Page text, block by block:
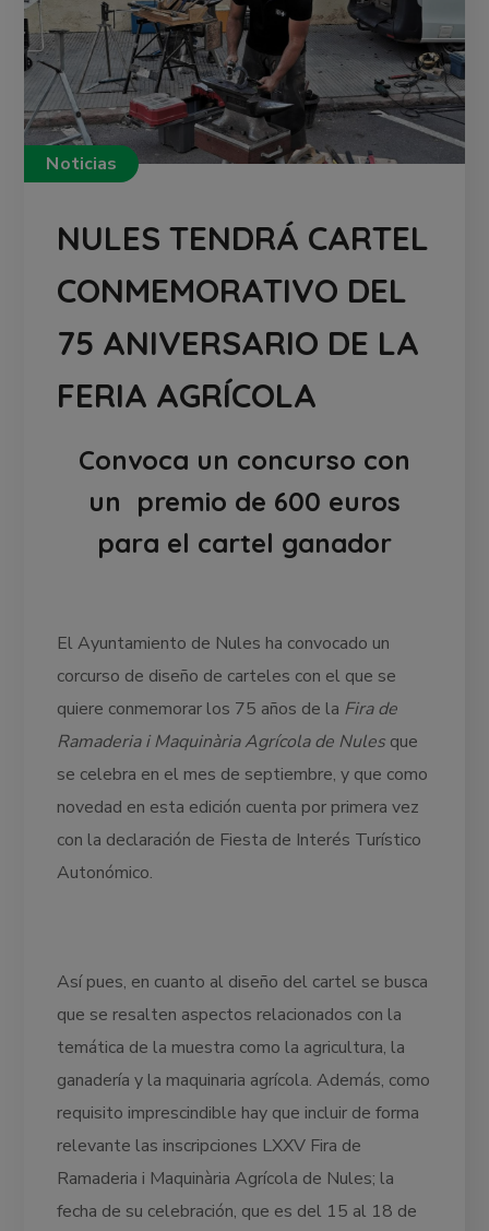
Noticias
NULES TENDRÁ CARTEL
CONMEMORATIVO DEL
75 ANIVERSARIO DE LA
FERIA AGRÍCOLA
Convoca un concurso con
un premio de 600 euros
para el cartel ganador
El Ayuntamiento de Nules ha convocado un
corcurso de diseño de carteles con el que se
quiere conmemorar los 75 años de la Fira de
Ramaderia i Maquinària Agrícola de Nules que
se celebra en el mes de septiembre, y que como
novedad en esta edición cuenta por primera vez
con la declaración de Fiesta de Interés Turístico
Autonómico.
Así pues, en cuanto al diseño del cartel se busca
que se resalten aspectos relacionados con la
temática de la muestra como la agricultura, la
ganadería y la maquinaria agrícola. Además, como
requisito imprescindible hay que incluir de forma
relevante las inscripciones LXXV Fira de
Ramaderia i Maquinària Agrícola de Nules; la
fecha de su celebración, que es del 15 al 18 de